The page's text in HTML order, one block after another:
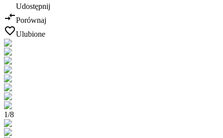
Udostępnij
Porównaj
Ulubione
1/8